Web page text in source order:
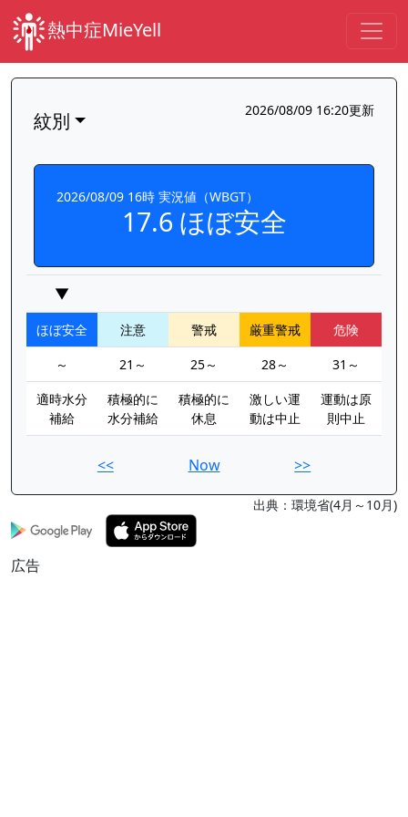
熱中症MieYell
紋別 2026/08/09 16:20更新
2026/08/09 16時 実況値（WBGT）
17.6 ほぼ安全
▼
ほぼ安全 注意 警戒 厳重警戒
危険
～
21～ 25～ 28～
31～
適時水分
補給
積極的に
水分補給
積極的に
休息
激しい運
動は中止
運動は原
則中止
<< Now >>
出典：環境省(4月～10月)
広告